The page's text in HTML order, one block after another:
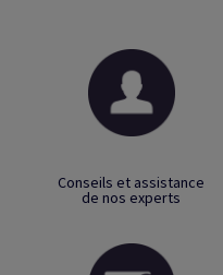
Conseils et assistance
de nos experts